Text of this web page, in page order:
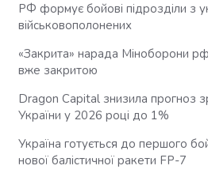
РФ формує бойові підрозділи з
військовополонених
«Закрита» нарада Міноборони
вже закритою
Dragon Capital знизила прогноз
України у 2026 році до 1%
Україна готується до першого
нової балістичної ракети FP-7